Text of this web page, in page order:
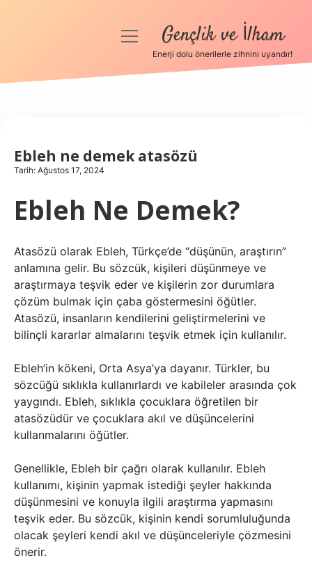
Anasayfa
Hakkımızda
menüyüGençlik ve İlham
Enerji dolu önerilerle zihnini uyandır!
Ebleh ne demek atasözü
Tarih: Ağustos 17, 2024
Ebleh Ne Demek?
Atasözü olarak Ebleh, Türkçe’de “düşünün, araştırın”
anlamına gelir. Bu sözcük, kişileri düşünmeye ve
araştırmaya teşvik eder ve kişilerin zor durumlara
çözüm bulmak için çaba göstermesini öğütler.
Atasözü, insanların kendilerini geliştirmelerini ve
bilinçli kararlar almalarını teşvik etmek için kullanılır.
Ebleh’in kökeni, Orta Asya’ya dayanır. Türkler, bu
sözcüğü sıklıkla kullanırlardı ve kabileler arasında çok
yaygındı. Ebleh, sıklıkla çocuklara öğretilen bir
atasözüdür ve çocuklara akıl ve düşüncelerini
kullanmalarını öğütler.
Genellikle, Ebleh bir çağrı olarak kullanılır. Ebleh
kullanımı, kişinin yapmak istediği şeyler hakkında
düşünmesini ve konuyla ilgili araştırma yapmasını
teşvik eder. Bu sözcük, kişinin kendi sorumluluğunda
olacak şeyleri kendi akıl ve düşünceleriyle çözmesini
önerir.